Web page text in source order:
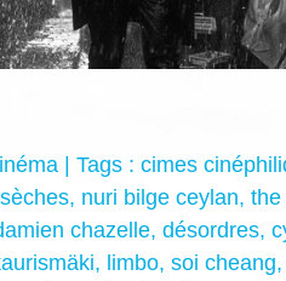
| Tags : cimes
, nuri bilge ceylan, the
chazelle, désordres,
, limbo, soi cheang